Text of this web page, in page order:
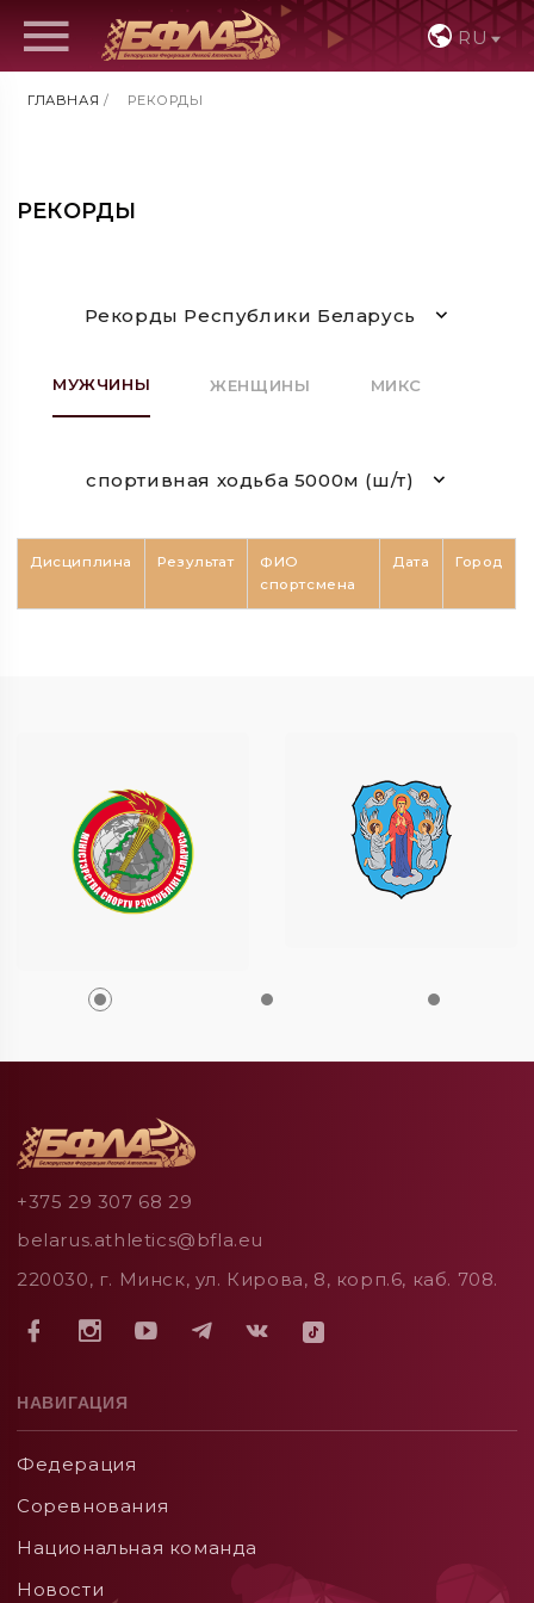
RU
ГЛАВНАЯ / РЕКОРДЫ
РЕКОРДЫ
Рекорды Республики Беларусь
МУЖЧИНЫ ЖЕНЩИНЫ МИКС
спортивная ходьба 5000м (ш/т)
Дисциплина Результат
ФИО
спортсмена
Дата Город
+375 29 307 68 29
belarus.athletics@bfla.eu
220030, г. Минск, ул. Кирова, 8, корп.6, каб. 708.
НАВИГАЦИЯ
Федерация
Соревнования
Национальная команда
Новости